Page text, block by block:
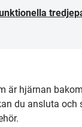
är hjärnan
du ansluta och